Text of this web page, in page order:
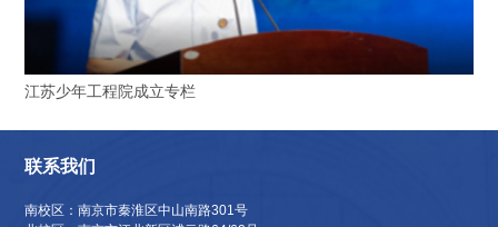
江苏少年工程院成立专栏
联系我们
南校区：南京市秦淮区中山南路301号